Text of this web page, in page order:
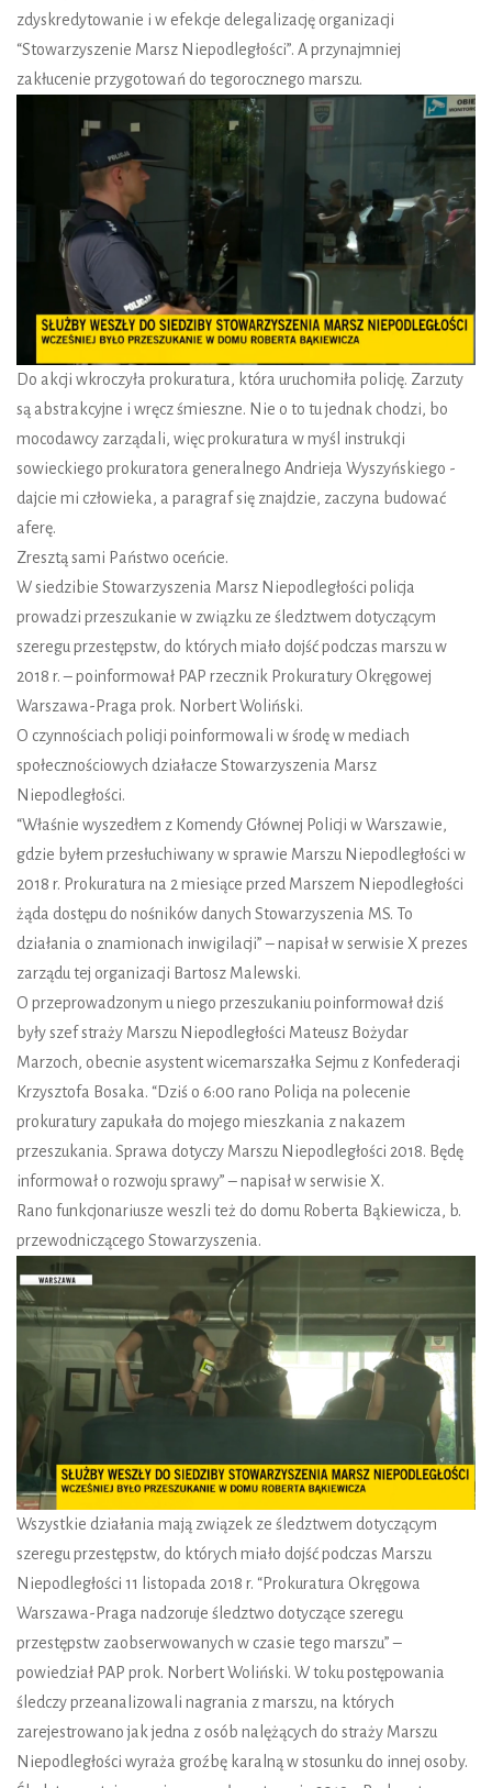
zdyskredytowanie i w efekcje delegalizację organizacji
“Stowarzyszenie Marsz Niepodległości”. A przynajmniej
zakłucenie przygotowań do tegorocznego marszu.
Do akcji wkroczyła prokuratura, która uruchomiła policję. Zarzuty
są abstrakcyjne i wręcz śmieszne. Nie o to tu jednak chodzi, bo
mocodawcy zarządali, więc prokuratura w myśl instrukcji
sowieckiego prokuratora generalnego Andrieja Wyszyńskiego -
dajcie mi człowieka, a paragraf się znajdzie, zaczyna budować
aferę.
Zresztą sami Państwo oceńcie.
W siedzibie Stowarzyszenia Marsz Niepodległości policja
prowadzi przeszukanie w związku ze śledztwem dotyczącym
szeregu przestępstw, do których miało dojść podczas marszu w
2018 r. – poinformował PAP rzecznik Prokuratury Okręgowej
Warszawa-Praga prok. Norbert Woliński.
O czynnościach policji poinformowali w środę w mediach
społecznościowych działacze Stowarzyszenia Marsz
Niepodległości.
“Właśnie wyszedłem z Komendy Głównej Policji w Warszawie,
gdzie byłem przesłuchiwany w sprawie Marszu Niepodległości w
2018 r. Prokuratura na 2 miesiące przed Marszem Niepodległości
żąda dostępu do nośników danych Stowarzyszenia MS. To
działania o znamionach inwigilacji” – napisał w serwisie X prezes
zarządu tej organizacji Bartosz Malewski.
O przeprowadzonym u niego przeszukaniu poinformował dziś
były szef straży Marszu Niepodległości Mateusz Bożydar
Marzoch, obecnie asystent wicemarszałka Sejmu z Konfederacji
Krzysztofa Bosaka. “Dziś o 6:00 rano Policja na polecenie
prokuratury zapukała do mojego mieszkania z nakazem
przeszukania. Sprawa dotyczy Marszu Niepodległości 2018. Będę
informował o rozwoju sprawy” – napisał w serwisie X.
Rano funkcjonariusze weszli też do domu Roberta Bąkiewicza, b.
przewodniczącego Stowarzyszenia.
Wszystkie działania mają związek ze śledztwem dotyczącym
szeregu przestępstw, do których miało dojść podczas Marszu
Niepodległości 11 listopada 2018 r. “Prokuratura Okręgowa
Warszawa-Praga nadzoruje śledztwo dotyczące szeregu
przestępstw zaobserwowanych w czasie tego marszu” –
powiedział PAP prok. Norbert Woliński. W toku postępowania
śledczy przeanalizowali nagrania z marszu, na których
zarejestrowano jak jedna z osób nalężących do straży Marszu
Niepodległości wyraża groźbę karalną w stosunku do innej osoby.